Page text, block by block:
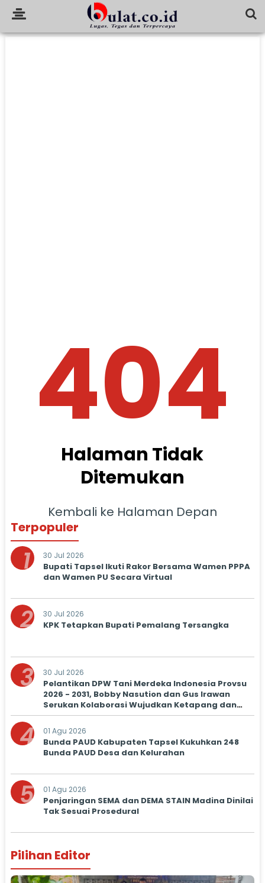
404
Halaman Tidak
Ditemukan
Kembali ke Halaman Depan
Terpopuler
1 30 Jul 2026
Bupati Tapsel Ikuti Rakor Bersama Wamen PPPA
dan Wamen PU Secara Virtual
2 30 Jul 2026
KPK Tetapkan Bupati Pemalang Tersangka
3 30 Jul 2026
Pelantikan DPW Tani Merdeka Indonesia Provsu
2026 - 2031, Bobby Nasution dan Gus Irawan
Serukan Kolaborasi Wujudkan Ketapang dan
Kesejahteraan Petani
4 01 Agu 2026
Bunda PAUD Kabupaten Tapsel Kukuhkan 248
Bunda PAUD Desa dan Kelurahan
5 01 Agu 2026
Penjaringan SEMA dan DEMA STAIN Madina Dinilai
Tak Sesuai Prosedural
Pilihan Editor